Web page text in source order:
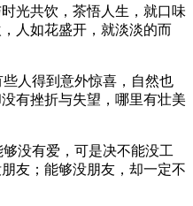
光共饮，茶悟人生，就口味
人如花盛开，就淡淡的而
人得到意外惊喜，自然也
有挫折与失望，哪里有壮美
没有爱，可是决不能没工
友；能够没朋友，却一定不